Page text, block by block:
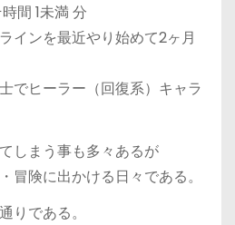
間 1未満 分
インを最近やり始めて2ヶ月
でヒーラー（回復系）キャラ
しまう事も多々あるが
冒険に出かける日々である。
りである。